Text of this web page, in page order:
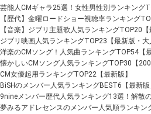
芸能人CMギャラ25選！女性男性別ランキング
【歴代】金曜ロードショー視聴率ランキング
【音楽】ジブリ主題歌人気ランキングTOP20【
ジブリ映画人気ランキングTOP23【最新版・大
洋楽のCMソング！人気曲ランキングTOP54【最
懐かしいCMソング人気ランキングTOP30【
CM女優起用ランキングTOP22【最新版】
BiSHのメンバー人気ランキングBEST6【最新版
9nineメンバー歴代人気ランキング13選！解散
夢みるアドレセンスのメンバー人気順ランキ